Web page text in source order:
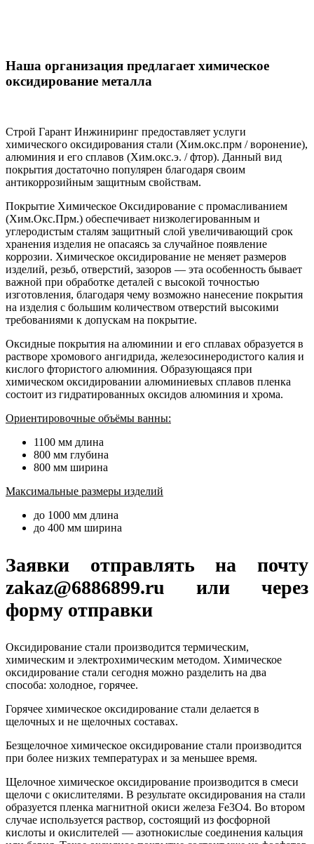
Наша организация предлагает химическое
оксидирование металла
Строй Гарант Инжиниринг предоставляет услуги
химического оксидирования стали (Хим.окс.прм / воронение),
алюминия и его сплавов (Хим.окс.э. / фтор). Данный вид
покрытия достаточно популярен благодаря своим
антикоррозийным защитным свойствам.
Покрытие Химическое Оксидирование с промасливанием
(Хим.Окс.Прм.) обеспечивает низколегированным и
углеродистым сталям защитный слой увеличивающий срок
хранения изделия не опасаясь за случайное появление
коррозии. Химическое оксидирование не меняет размеров
изделий, резьб, отверстий, зазоров — эта особенность бывает
важной при обработке деталей с высокой точностью
изготовления, благодаря чему возможно нанесение покрытия
на изделия с большим количеством отверстий высокими
требованиями к допускам на покрытие.
Оксидные покрытия на алюминии и его сплавах образуется в
растворе хромового ангидрида, железосинеродистого калия и
кислого фтористого алюминия. Образующаяся при
химическом оксидировании алюминиевых сплавов пленка
состоит из гидратированных оксидов алюминия и хрома.
Ориентировочные объёмы ванны:
1100 мм длина
800 мм глубина
800 мм ширина
Максимальные размеры изделий
до 1000 мм длина
до 400 мм ширина
Заявки отправлять на почту
zakaz@6886899.ru или через
форму отправки
Оксидирование стали производится термическим,
химическим и электрохимическим методом. Химическое
оксидирование стали сегодня можно разделить на два
способа: холодное, горячее.
Горячее химическое оксидирование стали делается в
щелочных и не щелочных составах.
Безщелочное химическое оксидирование стали производится
при более низких температурах и за меньшее время.
Щелочное химическое оксидирование производится в смеси
щелочи с окислителями. В результате оксидирования на стали
образуется пленка магнитной окиси железа Fe3O4. Во втором
случае используется раствор, состоящий из фосфорной
кислоты и окислителей — азотнокислые соединения кальция